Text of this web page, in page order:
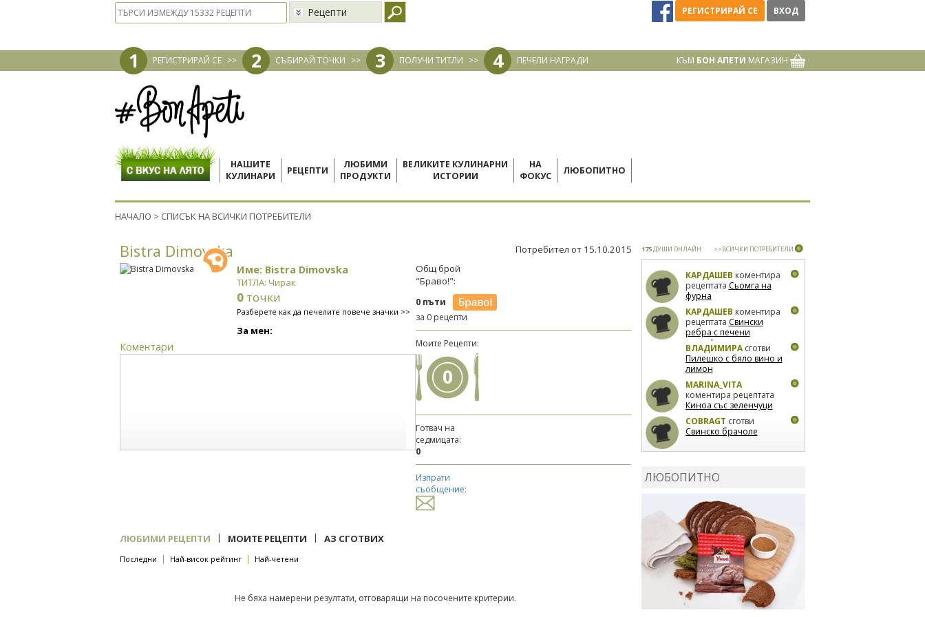
Рецепти РЕГИСТРИРАЙ СЕ ВХОД
1 РЕГИСТРИРАЙ СЕ >> 2 СЪБИРАЙ ТОЧКИ >> 3 ПОЛУЧИ ТИТЛИ >> 4 ПЕЧЕЛИ НАГРАДИ КЪМ БОН АПЕТИ МАГАЗИН
НАШИТЕ
КУЛИНАРИ
РЕЦЕПТИ
ЛЮБИМИ
ПРОДУКТИ
ВЕЛИКИТЕ КУЛИНАРНИ
ИСТОРИИ
НА
ФОКУС
ЛЮБОПИТНО
НАЧАЛО > СПИСЪК НА ВСИЧКИ ПОТРЕБИТЕЛИ
Bistra Dimovska Потребител от 15.10.2015
Име: Bistra Dimovska
ТИТЛА: Чирак
0 точки
Разберете как да печелите повече значки >>
За мен:
Коментари
Общ брой
"Браво!":
0 пъти
за 0 рецепти
Моите Рецепти:
0
Готвач на
седмицата:
0
Изпрати
съобщение:
ЛЮБИМИ РЕЦЕПТИ | МОИТЕ РЕЦЕПТИ | АЗ СГОТВИХ
Последни | Най-висок рейтинг | Най-четени
Не бяха намерени резултати, отговарящи на посочените критерии.
175ДУШИ ОНЛАЙН >>ВСИЧКИ ПОТРЕБИТЕЛИ
КАРДАШЕВ коментира
рецептата Сьомга на
фурна
КАРДАШЕВ коментира
рецептата Свински
ребра с печени
картофи
ВЛАДИМИРАсготви
Пилешко с бяло вино и
лимон
MARINA_VITA
коментира рецептата
Киноа със зеленчуци
COBRAGT сготви
Свинско брачоле
Фокача със синьо
сирене, лук и орехи
ЛЮБОПИТНО